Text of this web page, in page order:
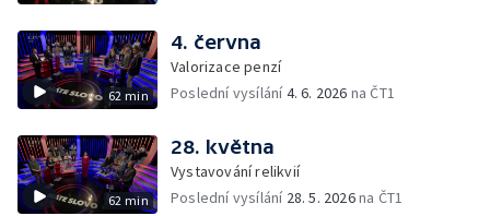
62 min
4. června
Valorizace penzí
Poslední vysílání4. 6. 2026 na ČT1
62 min
28. května
Vystavování relikvií
Poslední vysílání 28. 5. 2026na ČT1